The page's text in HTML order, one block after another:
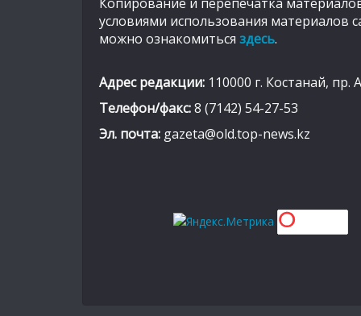
условиями использования материалов
можно ознакомиться здесь.
Адрес редакции: 110000 г. Костанай, пр.
Телефон/факс:8 (7142) 54-27-53
Эл. почта: gazeta@old.top-news.kz